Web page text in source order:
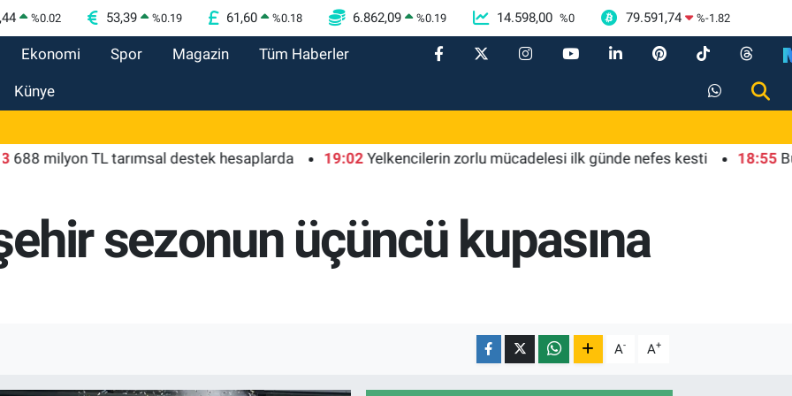
%0.02 53,39 %0.19 61,60 %0.18 6.862,09 %0.19 14.598,00 %0 79.591,74 %-1.82
Ekonomi Spor Magazin Tüm Haberler
Künye
TL tarımsal destek hesaplarda 19:02 Yelkencilerin zorlu mücadelesi ilk günde nefes kesti 18:55
sezonun üçüncü kupasına
A- A+